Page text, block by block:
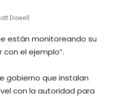
Dowell
están monitoreando su
con el ejemplo”.
gobierno que instalan
con la autoridad para